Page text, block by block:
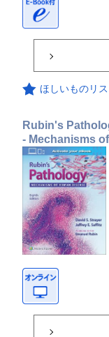
ほしいものリ
Rubin's
- Mechanisms